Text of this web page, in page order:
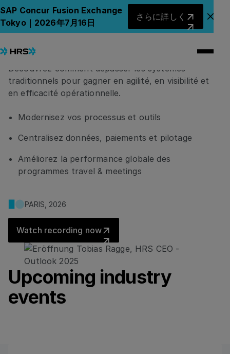
SAP Concur Fusion Exchange
Tokyo｜2026年7月16日
さらに詳しく
ア
Sortir des systèmes
traditionnels pour générer
de la valeur
Découvrez comment dépasser les systèmes
traditionnels pour gagner en agilité, en visibilité et
en efficacité opérationnelle.
Modernisez vos processus et outils
Centralisez données, paiements et pilotage
Améliorez la performance globale des
programmes travel & meetings
PARIS, 2026
Watch recording now
Watch recording now
Upcoming industry
events